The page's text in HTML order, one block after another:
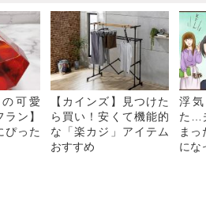
可愛
ン】
ぴった
【カインズ】見つけた
ら買い！安くて機能的
な「楽カジ」アイテム
おすすめ
浮
た…
まっ
にな